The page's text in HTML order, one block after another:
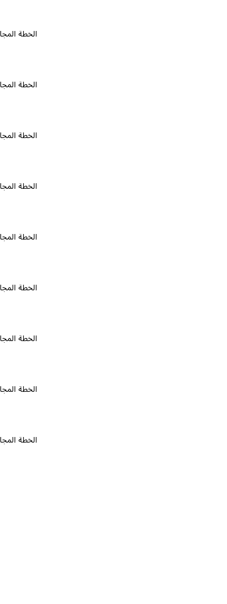
الخطة المجانية ٠
الخطة المجانية ٠
الخطة المجانية ٠
الخطة المجانية ٠
الخطة المجانية ٠
الخطة المجانية ٠
الخطة المجانية ٠
الخطة المجانية ٠
الخطة المجانية ٠